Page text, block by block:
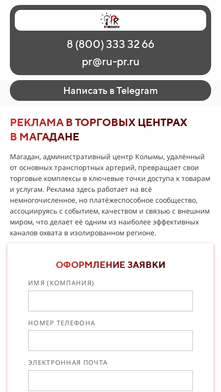
Главная
Наши работы
О рекламе
Регионы
Контакты
8 (800) 333 32 66
pr@ru-pr.ru
Написать в Telegram
РЕКЛАМА В ТОРГОВЫХ ЦЕНТРАХ
В МАГАДАНЕ
Магадан, административный центр Колымы, удалённый
от основных транспортных артерий, превращает свои
торговые комплексы в ключевые точки доступа к товарам
и услугам. Реклама здесь работает на всё
немногочисленное, но платёжеспособное сообщество,
ассоциируясь с событием, качеством и связью с внешним
миром, что делает её одним из наиболее эффективных
каналов охвата в изолированном регионе.
ОФОРМЛЕНИЕ ЗАЯВКИ
ИМЯ (КОМПАНИЯ)
НОМЕР ТЕЛЕФОНА
ЭЛЕКТРОННАЯ ПОЧТА